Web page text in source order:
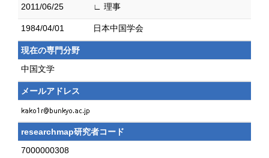
2011/06/25 ∟ 理事
1984/04/01 日本中国学会
現在の専門分野
中国文学
メールアドレス
researchmap研究者コード
7000000308